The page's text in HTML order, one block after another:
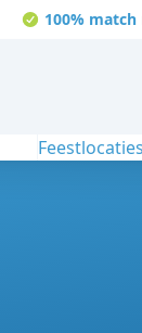
100% match
Feestlocaties